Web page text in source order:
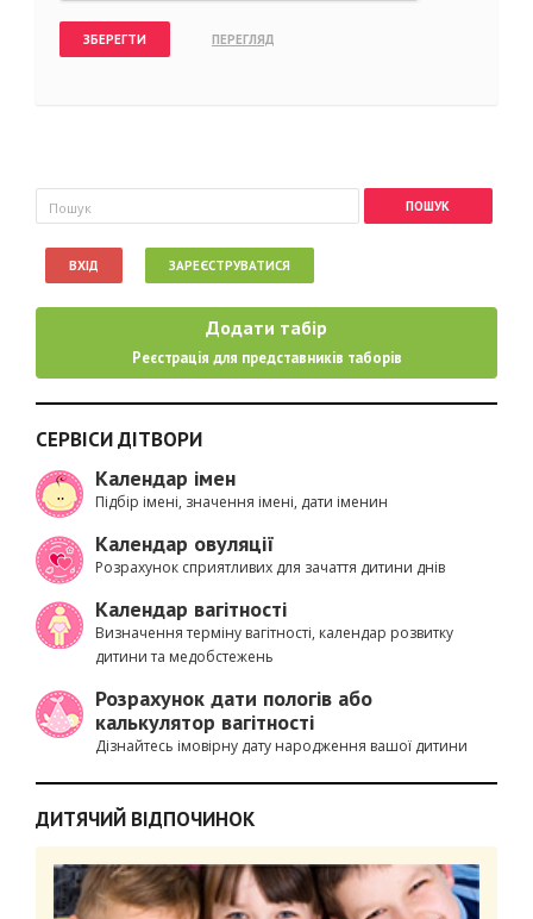
Пошукова форма
Пошук
ВХІД ЗАРЕЄСТРУВАТИСЯ
Додати табір
Реєстрація для представників таборів
СЕРВІСИ ДІТВОРИ
Календар імен
Підбір імені, значення імені, дати іменин
Календар овуляції
Розрахунок сприятливих для зачаття дитини днів
Календар вагітності
Визначення терміну вагітності, календар розвитку
дитини та медобстежень
Розрахунок дати пологів або
калькулятор вагітності
Дізнайтесь імовірну дату народження вашої дитини
ДИТЯЧИЙ ВІДПОЧИНОК